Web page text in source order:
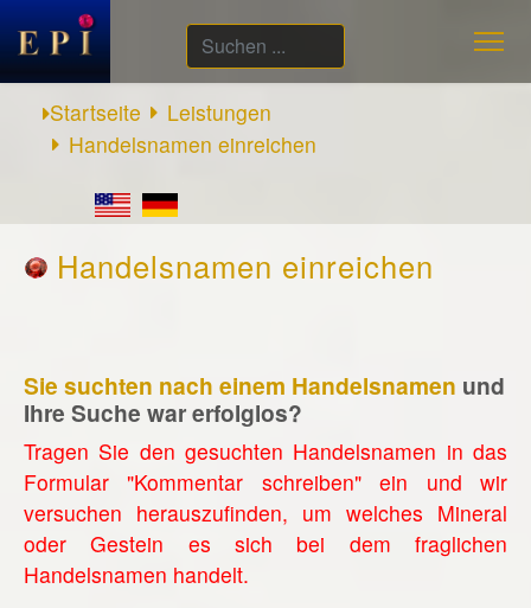
Suchen
...
Startseite
Leistungen
Handelsnamen einreichen
Handelsnamen einreichen
Sie suchten nach einem Handelsnamen und
Ihre Suche war erfolglos?
Tragen Sie den gesuchten Handelsnamen in das
Formular "Kommentar schreiben" ein und wir
versuchen herauszufinden, um welches Mineral
oder Gestein es sich bei dem fraglichen
Handelsnamen handelt.